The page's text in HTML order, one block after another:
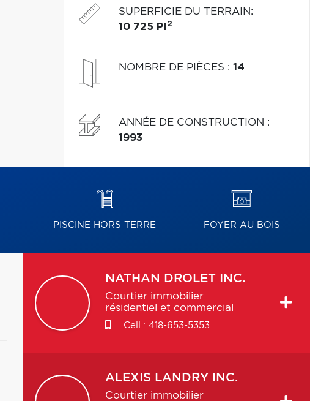
dans l'addenda !
SUPERFICIE DU TERRAIN:
10 725 PI 2
NOMBRE DE PIÈCES : 14
ANNÉE DE CONSTRUCTION :
1993
PISCINE HORS TERRE FOYER AU BOIS
NATHAN DROLET INC.
Courtier immobilier
résidentiel et commercial
Cell.: 418-653-5353
ALEXIS LANDRY INC.
Courtier immobilier